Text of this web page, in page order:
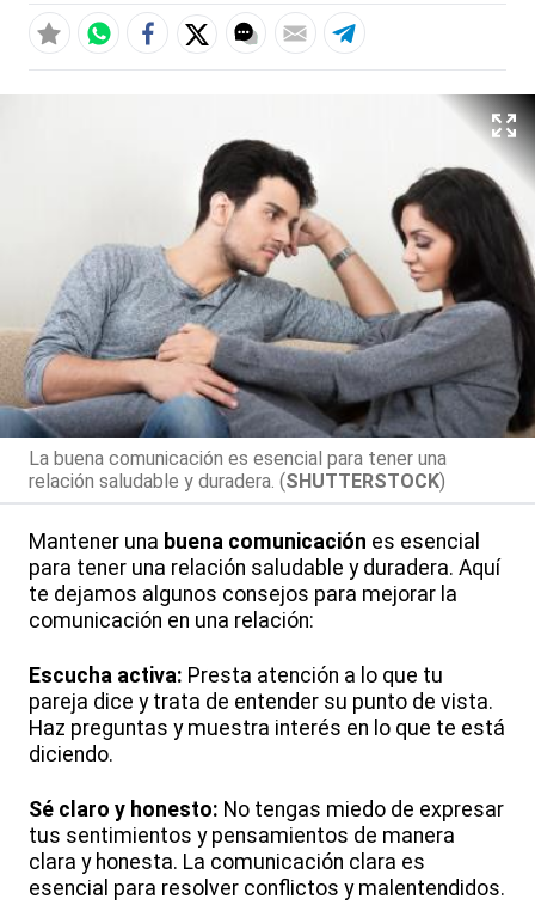
La buena comunicación es esencial para tener una
relación saludable y duradera. (SHUTTERSTOCK)
Mantener una buena comunicación es esencial
para tener una relación saludable y duradera. Aquí
te dejamos algunos consejos para mejorar la
comunicación en una relación:
Escucha activa: Presta atención a lo que tu
pareja dice y trata de entender su punto de vista.
Haz preguntas y muestra interés en lo que te está
diciendo.
Sé claro y honesto: No tengas miedo de expresar
tus sentimientos y pensamientos de manera
clara y honesta. La comunicación clara es
esencial para resolver conflictos y malentendidos.